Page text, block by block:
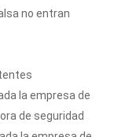
no entran
la empresa de
de seguridad